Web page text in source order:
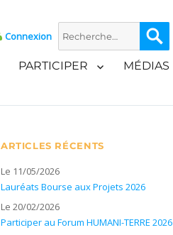
Connexion
Recherche
pour :
PARTICIPER MÉDIAS
ARTICLES RÉCENTS
Le 11/05/2026
Lauréats Bourse aux Projets 2026
Le 20/02/2026
Participer au Forum HUMANI-TERRE 2026